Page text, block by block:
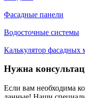
Фасадные панели
Водосточные системы
Калькулятор фасадных
Нужна
Если вам необходима